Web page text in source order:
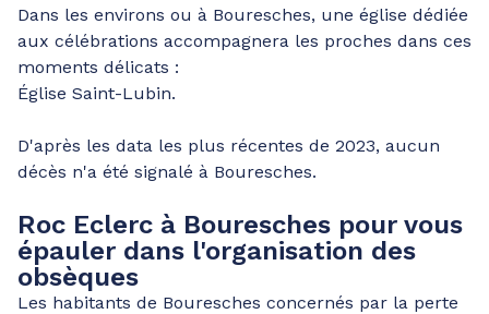
Dans les environs ou à Bouresches, une église dédiée
aux célébrations accompagnera les proches dans ces
moments délicats :
Église Saint-Lubin.
D'après les data les plus récentes de 2023, aucun
décès n'a été signalé à Bouresches.
Roc Eclerc à Bouresches pour vous
épauler dans l'organisation des
obsèques
Les habitants de Bouresches concernés par la perte